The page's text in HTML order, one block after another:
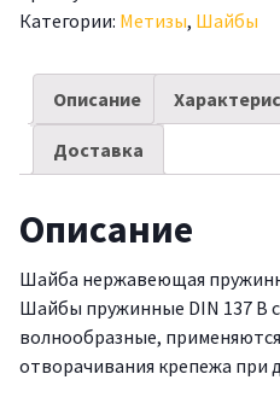
Категории: Метизы, Шайбы
Описание
Доставка
Описание
Шайба нержавеющая
Шайбы пружинные DIN 137 В
волнообразные,
отворачивания крепежа при